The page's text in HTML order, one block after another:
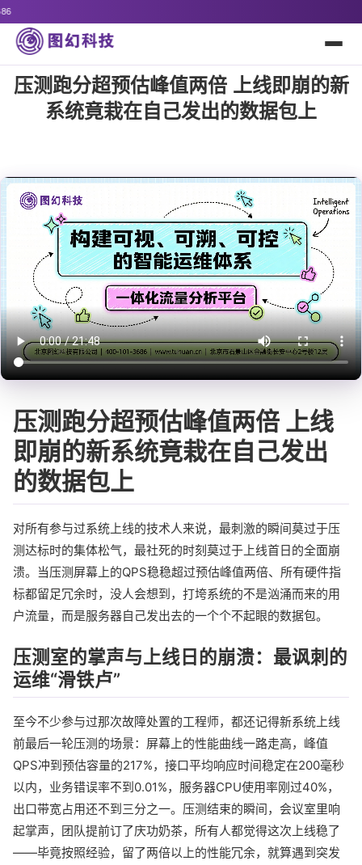
压测跑分超预估峰值两倍 上线即崩的新
系统竟栽在自己发出的数据包上
压测跑分超预估峰值两倍 上线
即崩的新系统竟栽在自己发出
的数据包上
对所有参与过系统上线的技术人来说，最刺激的瞬间莫过于压
测达标时的集体松气，最社死的时刻莫过于上线首日的全面崩
溃。当压测屏幕上的QPS稳稳超过预估峰值两倍、所有硬件指
标都留足冗余时，没人会想到，打垮系统的不是汹涌而来的用
户流量，而是服务器自己发出去的一个个不起眼的数据包。
压测室的掌声与上线日的崩溃：最讽刺的
运维“滑铁卢”
至今不少参与过那次故障处置的工程师，都还记得新系统上线
前最后一轮压测的场景：屏幕上的性能曲线一路走高，峰值
QPS冲到预估容量的217%，接口平均响应时间稳定在200毫秒
以内，业务错误率不到0.01%，服务器CPU使用率刚过40%，
出口带宽占用还不到三分之一。压测结束的瞬间，会议室里响
起掌声，团队提前订了庆功奶茶，所有人都觉得这次上线稳了
——毕竟按照经验，留了两倍以上的性能冗余，就算遇到突发